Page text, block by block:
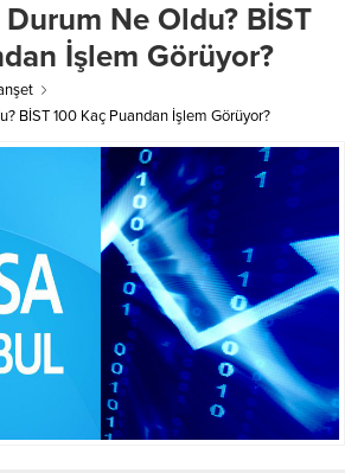
Durum Ne Oldu? BİST
İşlem Görüyor?
BİST 100 Kaç Puandan İşlem Görüyor?